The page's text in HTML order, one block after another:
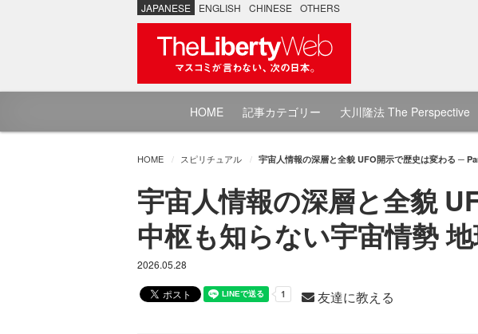
JAPANESE ENGLISH CHINESE OTHERS
HOME 記事カテゴリー 大川隆法 The Perspective
HOME スピリチュアル 宇宙人情報の深層と全貌 UFO開示で歴史は変わる ─
宇宙人情報の深層と全貌
中枢も知らない宇宙情勢
2026.05.28
友達に教える